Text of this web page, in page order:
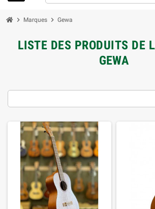
chevron_right Marques chevron_right Gewa
LISTE DES PRODUITS DE
GEWA